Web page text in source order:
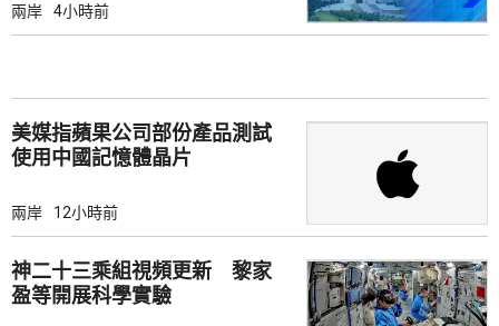
兩岸 4小時前
美媒指蘋果公司部份產品測試
使用中國記憶體晶片
兩岸 12小時前
神二十三乘組視頻更新 黎家
盈等開展科學實驗